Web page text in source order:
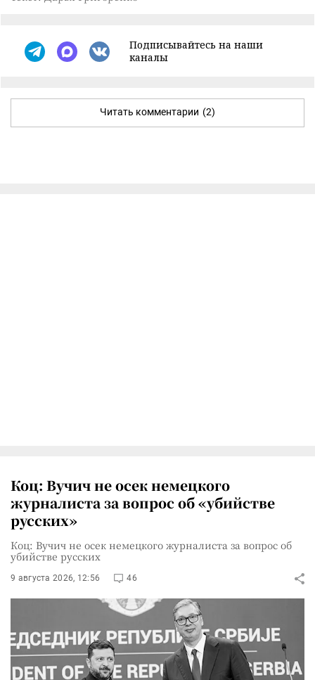
Подписывайтесь на наши
каналы
Читать комментарии (2)
Коц: Вучич не осек немецкого
журналиста за вопрос об «убийстве
русских»
Коц: Вучич не осек немецкого журналиста за вопрос об
убийстве русских
9 августа 2026, 12:56 46